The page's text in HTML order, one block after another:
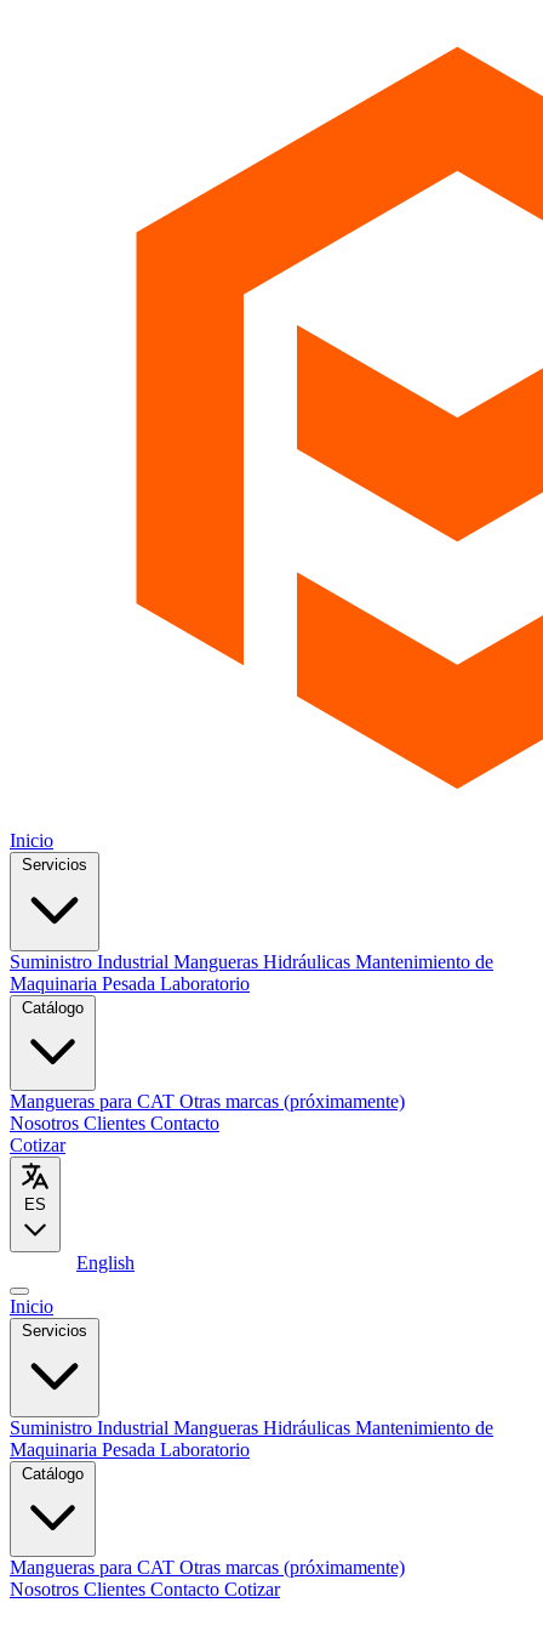
Inicio
Suministro Industrial Mangueras Hidráulicas Mantenimiento de
Maquinaria Pesada Laboratorio
Mangueras para CAT Otras marcas (próximamente)
Nosotros Clientes Contacto
Cotizar
English
Inicio
Suministro Industrial Mangueras Hidráulicas Mantenimiento de
Maquinaria Pesada Laboratorio
Mangueras para CAT Otras marcas (próximamente)
Nosotros Clientes Contacto Cotizar